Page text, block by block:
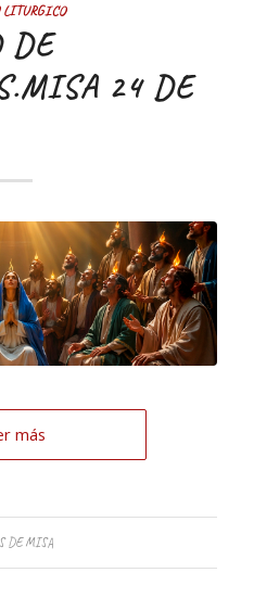
LITURGICO
DE
24 DE
más
DE MISA